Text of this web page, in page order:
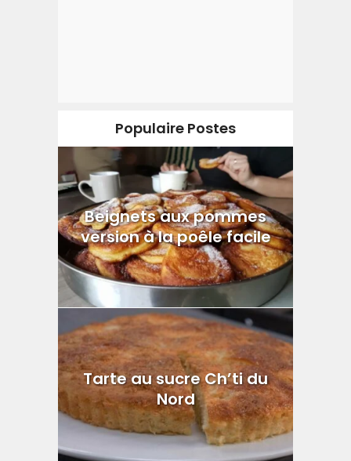
Populaire Postes
Beignets aux pommes
version à la poêle facile
Tarte au sucre Ch’ti du
Nord